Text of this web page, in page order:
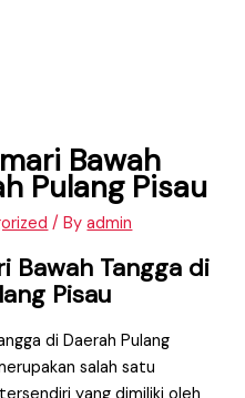
Bawah
Pulang Pisau
/ Byadmin
Bawah Tangga di
Pisau
di Daerah Pulang
salah satu